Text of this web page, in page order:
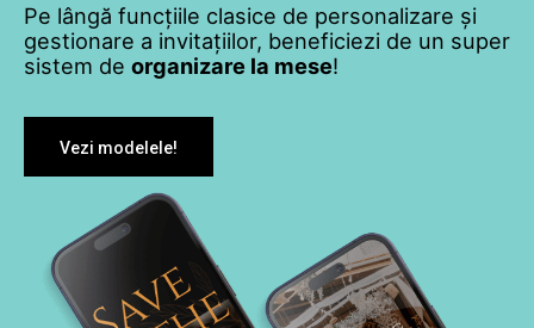
Pe lângă funcțiile clasice de personalizare și
gestionare a invitațiilor, beneficiezi de un super
sistem de organizare la mese!
Vezi modelele!